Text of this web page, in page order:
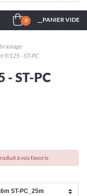
0 __PANIER VIDE
9/125 - ST-PC
- ST-PC
à vos favoris